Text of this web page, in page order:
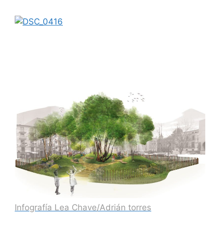
Infografía Lea Chave/Adrián torres